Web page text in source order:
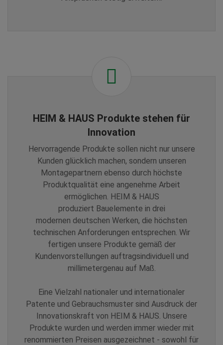
HEIM & HAUS Produkte stehen für
Innovation
Hervorragende Produkte sollen nicht nur unsere
Kunden glücklich machen, sondern unseren
Montagepartnern ebenso durch höchste
Produktqualität eine angenehme Arbeit
ermöglichen. HEIM & HAUS
produziert Bauelemente in drei
modernen deutschen Werken, die höchsten
technischen Anforderungen entsprechen. Wir
fertigen unsere Produkte gemäß der
Kundenvorstellungen auftragsindividuell und
millimetergenau auf Maß.
Eine Vielzahl nationaler und internationaler
Patente und Gebrauchsmuster sind Ausdruck der
Innovationskraft von HEIM & HAUS. Unsere
Produkte wurden und werden immer wieder mit
renommierten Preisen ausgezeichnet - sowohl für